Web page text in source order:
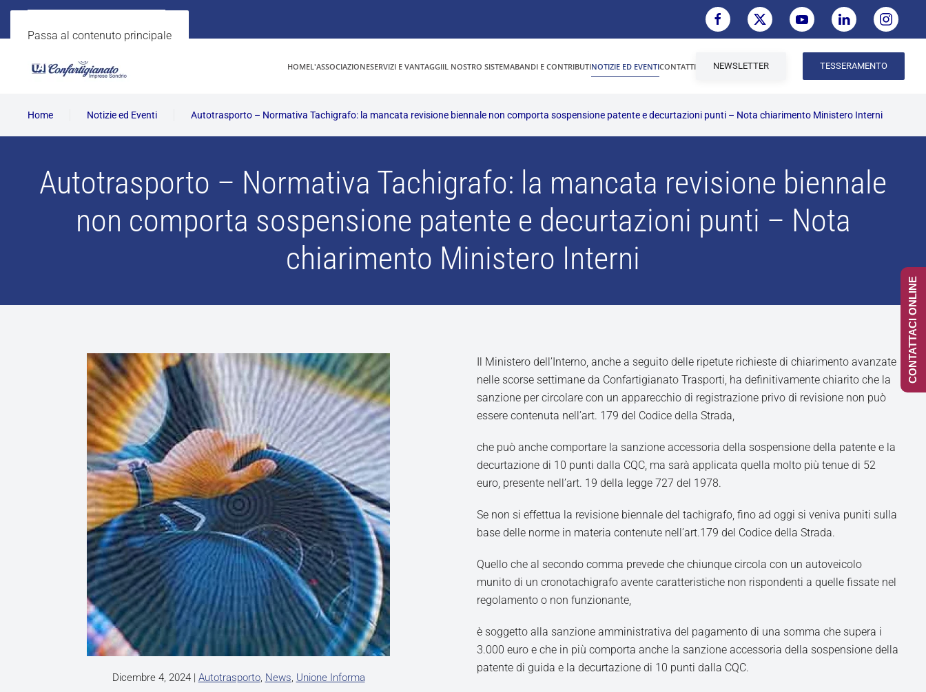
Passa al contenuto principale
HOMEL'ASSOCIAZIONESERVIZI E VANTAGGIIL NOSTRO SISTEMABANDI E CONTRIBUTINOTIZIE ED EVENTICONTATTI NEWSLETTER TESSERAMENTO
Home Notizie ed Eventi Autotrasporto – Normativa Tachigrafo: la mancata revisione biennale non comporta sospensione patente e decurtazioni punti – Nota chiarimento Ministero Interni
Autotrasporto – Normativa Tachigrafo: la mancata revisione biennale
non comporta sospensione patente e decurtazioni punti – Nota
chiarimento Ministero Interni
Dicembre 4, 2024| Autotrasporto, News, Unione Informa
Il Ministero dell’Interno, anche a seguito delle ripetute richieste di chiarimento avanzate
nelle scorse settimane da Confartigianato Trasporti, ha definitivamente chiarito che la
sanzione per circolare con un apparecchio di registrazione privo di revisione non può
essere contenuta nell’art. 179 del Codice della Strada,
che può anche comportare la sanzione accessoria della sospensione della patente e la
decurtazione di 10 punti dalla CQC, ma sarà applicata quella molto più tenue di 52
euro, presente nell’art. 19 della legge 727 del 1978.
Se non si effettua la revisione biennale del tachigrafo, fino ad oggi si veniva puniti sulla
base delle norme in materia contenute nell’art.179 del Codice della Strada.
Quello che al secondo comma prevede che chiunque circola con un autoveicolo
munito di un cronotachigrafo avente caratteristiche non rispondenti a quelle fissate nel
regolamento o non funzionante,
è soggetto alla sanzione amministrativa del pagamento di una somma che supera i
3.000 euro e che in più comporta anche la sanzione accessoria della sospensione della
patente di guida e la decurtazione di 10 punti dalla CQC.
CONTATTACI ONLINE